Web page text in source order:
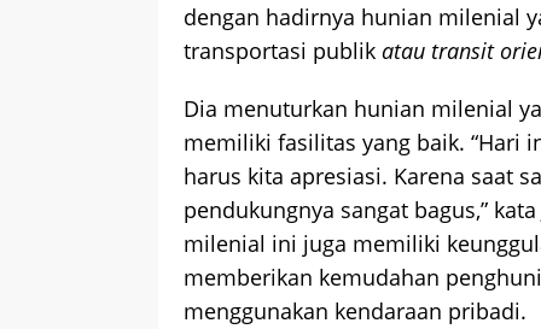
dengan hadirnya hunian milenial
transportasi publik atau transit
Dia menuturkan hunian milenial
memiliki fasilitas yang baik. “Hari
harus kita apresiasi. Karena saat
pendukungnya sangat bagus,”
milenial ini juga memiliki
memberikan kemudahan
menggunakan kendaraan pribadi.